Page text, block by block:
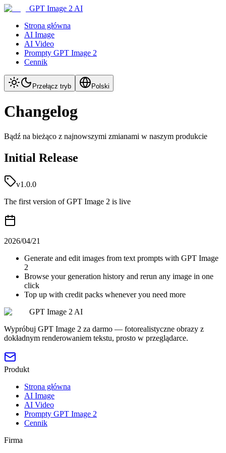
GPT Image 2 AI
Strona główna
AI Image
AI Video
Prompty GPT Image 2
Cennik
Przełącz tryb Polski
Changelog
Bądź na bieżąco z najnowszymi zmianami w naszym produkcie
Initial Release
v1.0.0
The first version of GPT Image 2 is live
2026/04/21
Generate and edit images from text prompts with GPT Image
2
Browse your generation history and rerun any image in one
click
Top up with credit packs whenever you need more
GPT Image 2 AI
Wypróbuj GPT Image 2 za darmo — fotorealistyczne obrazy z
dokładnym renderowaniem tekstu, prosto w przeglądarce.
Produkt
Strona główna
AI Image
AI Video
Prompty GPT Image 2
Cennik
Firma